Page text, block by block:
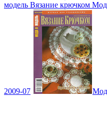
модель Вязание крючком
2009-07